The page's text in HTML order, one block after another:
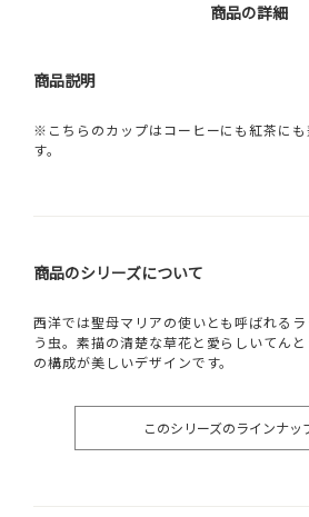
商品の詳細
商品説明
※こちらのカップはコーヒーにも紅茶に
す。
商品のシリーズについて
西洋では聖母マリアの使いとも呼ばれる
う虫。素描の清楚な草花と愛らしいてん
の構成が美しいデザインです。
このシリーズのラインナッ